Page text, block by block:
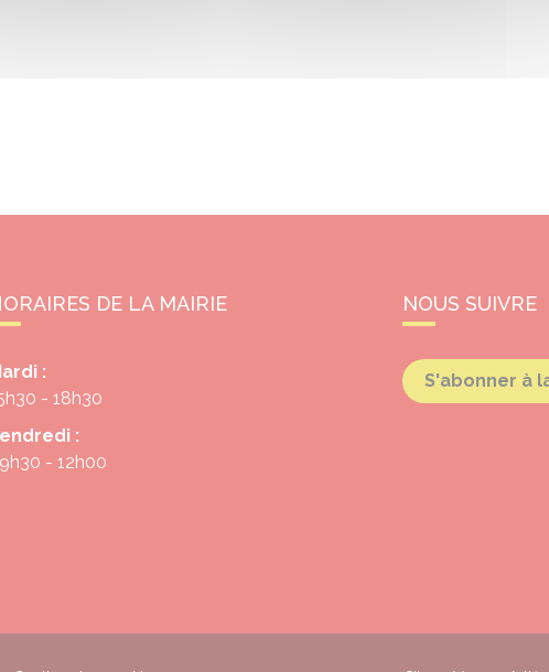
DE LA MAIRIE
:
- 18h30
:
- 12h00
NOUS SUIVRE
S'abonner à